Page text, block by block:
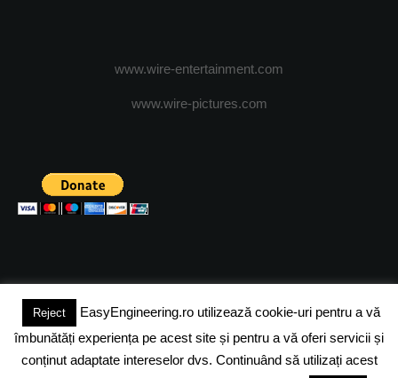
www.wire-entertainment.com
www.wire-pictures.com
(c) 2024 - FineEngineeringMagazine. All rights reserved.
DESPRE NOI ADVERTISING JOBS DESPRE COOKIES
Reject
EasyEngineering.ro utilizează cookie-uri pentru a vă
îmbunătăți experiența pe acest site și pentru a vă oferi servicii și
conținut adaptate intereselor dvs. Continuând să utilizați acest